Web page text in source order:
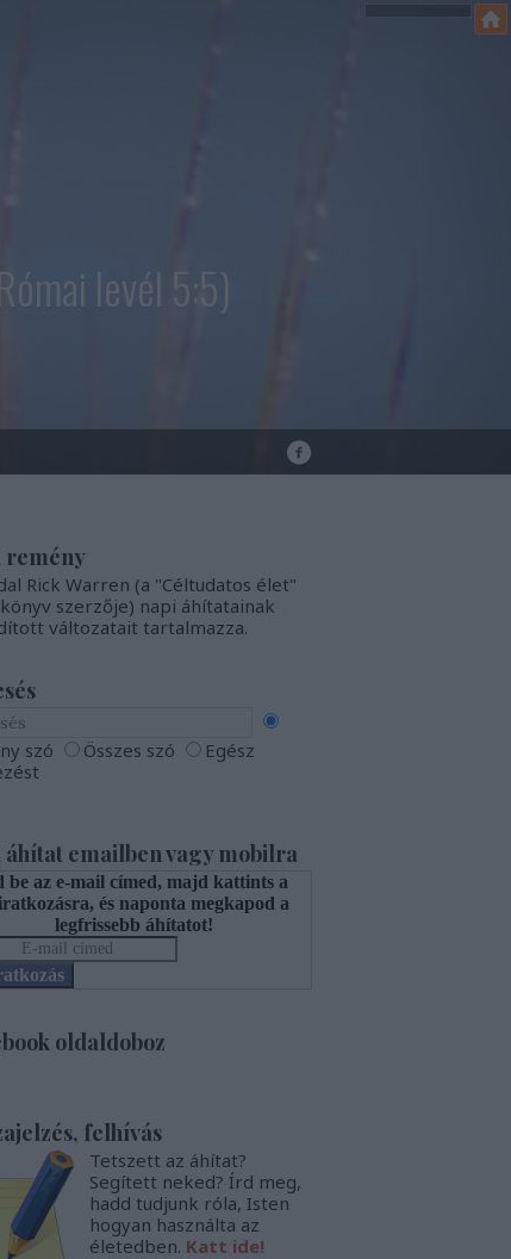
levél 5:5)
remény
Rick Warren (a "Céltudatos élet"
szerzője) napi áhítatainak
változatait tartalmazza.
szó Összes szó
Egész
áhítat emailben vagy mobilra
be az e-mail címed, majd kattints a
és naponta megkapod a
legfrissebb áhítatot!
oldaldoboz
felhívás
Tetszett az áhítat?
Segített neked? Írd meg,
hadd tudjunk róla, Isten
hogyan használta az
életedben. Katt ide!